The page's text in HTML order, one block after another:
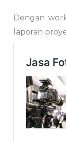
Dengan
laporan